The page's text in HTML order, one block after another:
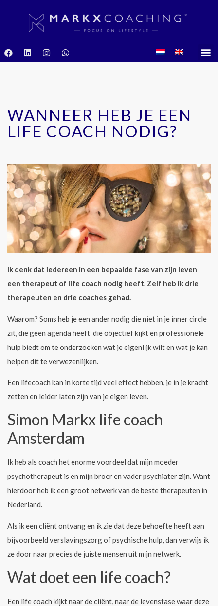
WANNEER HEB JE EEN
LIFE COACH NODIG?
Ik denk dat iedereen in een bepaalde fase van zijn leven
een therapeut of life coach nodig heeft. Zelf heb ik drie
therapeuten en drie coaches gehad.
Waarom? Soms heb je een ander nodig die niet in je inner circle
zit, die geen agenda heeft, die objectief kijkt en professionele
hulp biedt om te onderzoeken wat je eigenlijk wilt en wat je kan
helpen dit te verwezenlijken.
Een lifecoach kan in korte tijd veel effect hebben, je in je kracht
zetten en leider laten zijn van je eigen leven.
Simon Markx life coach
Amsterdam
Ik heb als coach het enorme voordeel dat mijn moeder
psychotherapeut is en mijn broer en vader psychiater zijn. Want
hierdoor heb ik een groot netwerk van de beste therapeuten in
Nederland.
Als ik een cliënt ontvang en ik zie dat deze behoefte heeft aan
bijvoorbeeld verslavingszorg of psychische hulp, dan verwijs ik
ze door naar precies de juiste mensen uit mijn netwerk.
Wat doet een life coach?
Een life coach kijkt naar de cliënt, naar de levensfase waar deze